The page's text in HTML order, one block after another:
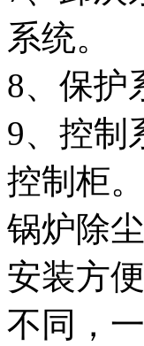
系统。
8、保护
9、控制
控制柜。
锅炉除
安装方
不同，